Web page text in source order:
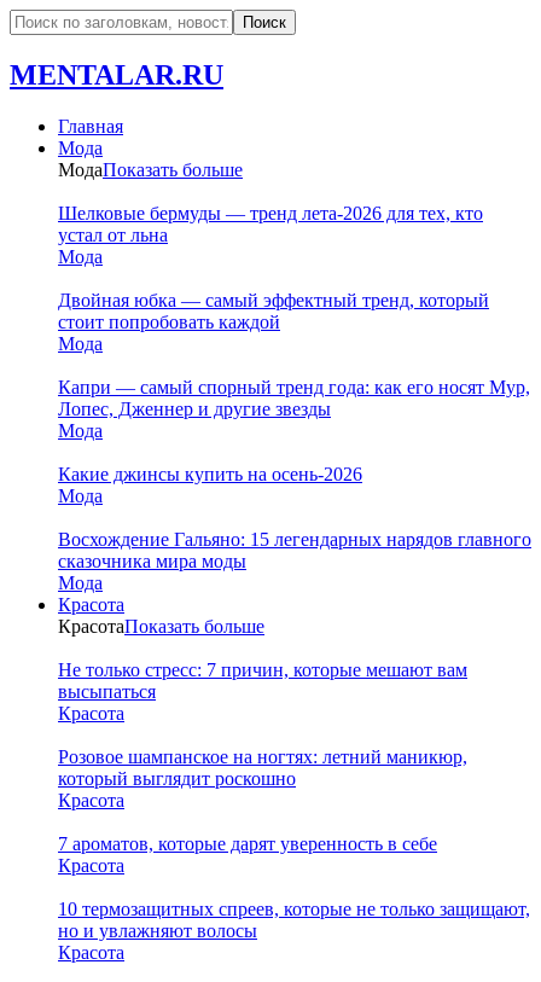
MENTALAR.RU
Главная
Мода
МодаПоказать больше
Шелковые бермуды — тренд лета-2026 для тех, кто
устал от льна
Мода
Двойная юбка — самый эффектный тренд, который
стоит попробовать каждой
Мода
Капри — самый спорный тренд года: как его носят Мур,
Лопес, Дженнер и другие звезды
Мода
Какие джинсы купить на осень-2026
Мода
Восхождение Гальяно: 15 легендарных нарядов главного
сказочника мира моды
Мода
Красота
КрасотаПоказать больше
Не только стресс: 7 причин, которые мешают вам
высыпаться
Красота
Розовое шампанское на ногтях: летний маникюр,
который выглядит роскошно
Красота
7 ароматов, которые дарят уверенность в себе
Красота
10 термозащитных спреев, которые не только защищают,
но и увлажняют волосы
Красота